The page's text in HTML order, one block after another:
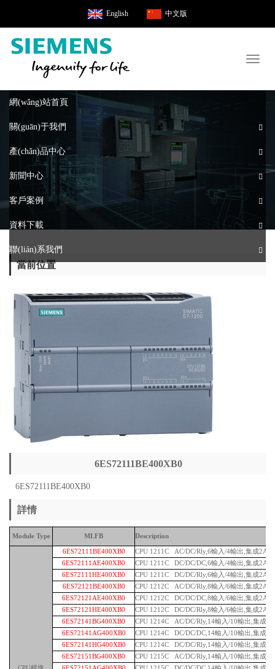
English 中文版
網(wǎng)站首頁
關(guān)于我們
產(chǎn)品中心
新聞中心
客戶案例
資料下載
聯(lián)系我們
當前位置
6ES72111BE400XB0
6ES72111BE400XB0
詳情
Module Type MLFB Description
6ES72111BE400XB0
CPU 1211C AC/DC/Rly,6輸入/4輸出,集成2AI
6ES72111AE400XB0
CPU 1211C DC/DC/DC,6輸入/4輸出,集成2AI
6ES72111HE400XB0
CPU 1211C DC/DC/Rly,6輸入/4輸出,集成2AI
6ES72121BE400XB0
CPU 1212C AC/DC/Rly,8輸入/6輸出,集成2AI
6ES72121AE400XB0
CPU 1212C DC/DC/DC,8輸入/6輸出,集成2AI
6ES72121HE400XB0
CPU 1212C DC/DC/Rly,8輸入/6輸出,集成2AI
6ES72141BG400XB0
CPU 1214C AC/DC/Rly,14輸入/10輸出,集成
6ES72141AG400XB0
CPU 1214C DC/DC/DC,14輸入/10輸出,集成
6ES72141HG400XB0
CPU 1214C DC/DC/Rly,14輸入/10輸出,集成
6ES72151BG400XB0
CPU 1215C AC/DC/Rly,14輸入/10輸出,集成